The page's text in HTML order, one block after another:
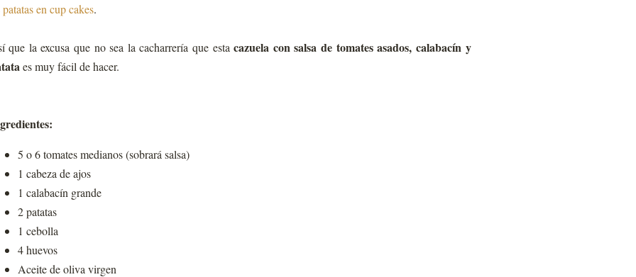
patatas en cup cakes.
que la excusa que no sea la cacharrería que estacazuela con salsa de tomates asados, calabacín y
es muy fácil de hacer.
5 o 6 tomates medianos (sobrará salsa)
1 cabeza de ajos
1 calabacín grande
2 patatas
1 cebolla
4 huevos
Aceite de oliva virgen